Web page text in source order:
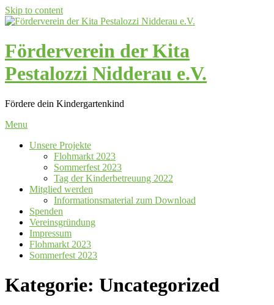
Skip to content
Förderverein der Kita
Pestalozzi Nidderau e.V.
Fördere dein Kindergartenkind
Menu
Unsere Projekte
Flohmarkt 2023
Sommerfest 2023
Tag der Kinderbetreuung 2022
Mitglied werden
Informationsmaterial zum Download
Spenden
Vereinsgründung
Impressum
Flohmarkt 2023
Sommerfest 2023
Kategorie: Uncategorized